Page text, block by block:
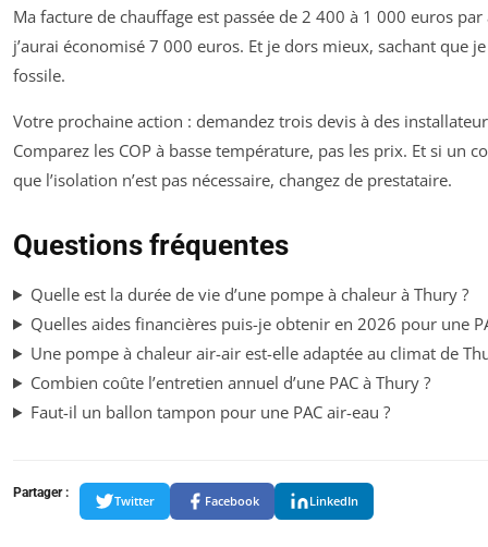
Ma facture de chauffage est passée de 2 400 à 1 000 euros par
j’aurai économisé 7 000 euros. Et je dors mieux, sachant que
fossile.
Votre prochaine action : demandez trois devis à des
Comparez les COP à basse température, pas les prix. Et si un
que l’isolation n’est pas nécessaire, changez de prestataire.
Questions fréquentes
Quelle est la durée de vie d’une pompe à chaleur à Thury ?
Quelles aides financières puis-je obtenir en 2026 pour une
Une pompe à chaleur air-air est-elle adaptée au climat de
Combien coûte l’entretien annuel d’une PAC à Thury ?
Faut-il un ballon tampon pour une PAC air-eau ?
Partager :
Twitter Facebook LinkedIn